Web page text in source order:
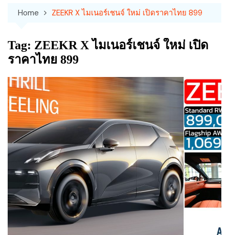
Home ZEEKR X ไมเนอร์เชนจ์ ใหม่ เปิดราคาไทย 899
Tag: ZEEKR X ไมเนอร์เชนจ์ ใหม่ เปิด
ราคาไทย 899